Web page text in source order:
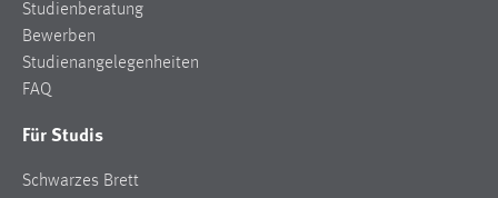
Studienberatung
Bewerben
Studienangelegenheiten
FAQ
Für Studis
Schwarzes Brett